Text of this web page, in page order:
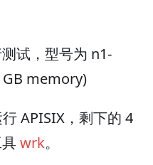
试，型号为 n1-
GB memory)
APISIX，剩下的 4
wrk。